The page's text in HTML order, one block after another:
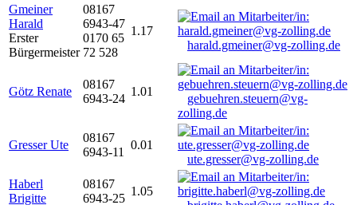
Gmeiner
Harald
Erster
Bürgermeister
08167
6943-47
0170 65
72 528
1.17
harald.gmeiner@vg-zolling.de
Götz Renate
08167
6943-24
1.01
gebuehren.steuern@vg-
zolling.de
Gresser Ute
08167
6943-11
0.01
ute.gresser@vg-zolling.de
Haberl
Brigitte
08167
6943-25
1.05